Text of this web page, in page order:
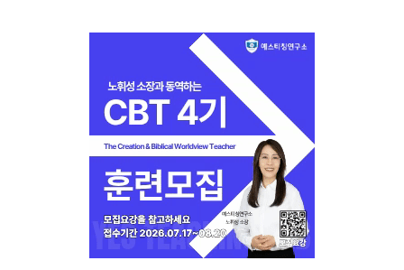
기감 이대위, 감신대 도서관에 퀴어서적 ‘별도 부스’ 마